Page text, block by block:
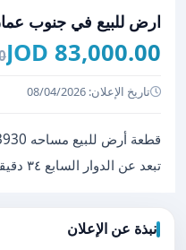
ارض للبيع في جنوب
83,000.00 JOD
تاريخ الإعلان: 08/04/2026
تبعد عن الدوار السابع ٣٤ دقيقه للتواصل 0796281473
نبذة عن الإعلان